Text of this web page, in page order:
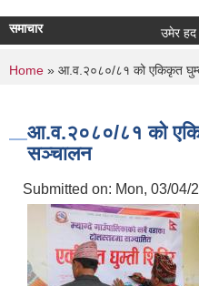
समाचार उमेर हद
You are here
Home » आ.व.२०८०/८१ को एकिकृत
आ.व.२०८०/८१ को
सञ्चालन
Submitted on: Mon, 03/04/